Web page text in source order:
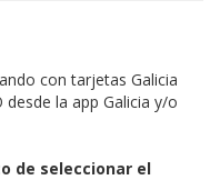
con tarjetas Galicia
desde la app Galicia y/o
de seleccionar el